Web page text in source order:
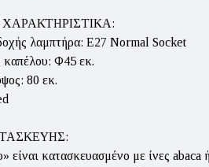
λαμπτήρα: Ε27 Normal Socket
καπέλου: Φ45 εκ.
80 εκ.
είναι κατασκευασμένο με ίνες